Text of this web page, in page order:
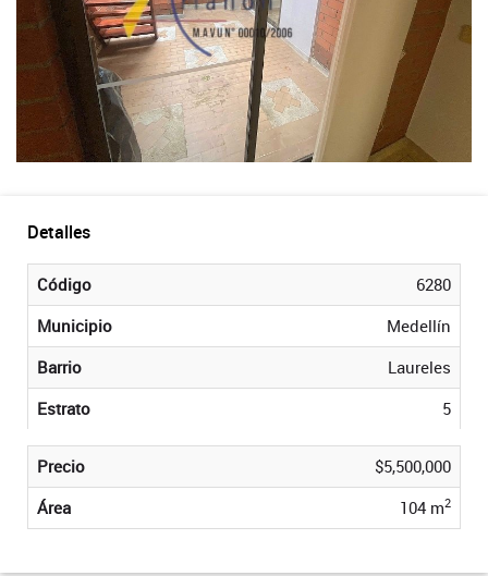
Detalles
Código
6280
Municipio
Medellín
Barrio
Laureles
Estrato
5
Precio
$5,500,000
Área
104 m2